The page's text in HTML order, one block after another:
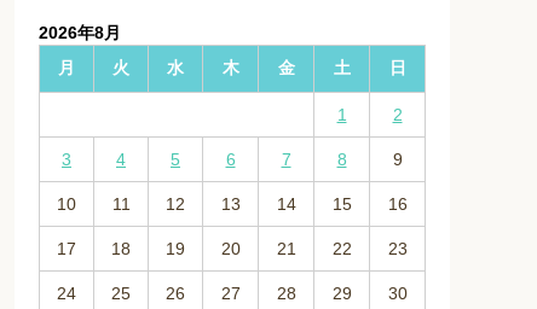
ブ
2026年8月
月
火 水 木 金 土 日
1 2
3 4 5 6 7 8 9
10 11 12 13 14 15 16
17 18 19 20 21 22 23
24 25 26 27 28 29 30